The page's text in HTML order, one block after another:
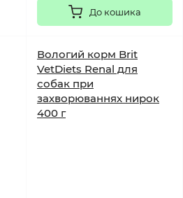
До кошика
Вологий корм Brit
VetDiets Renal для
собак при
захворюваннях нирок
400 г